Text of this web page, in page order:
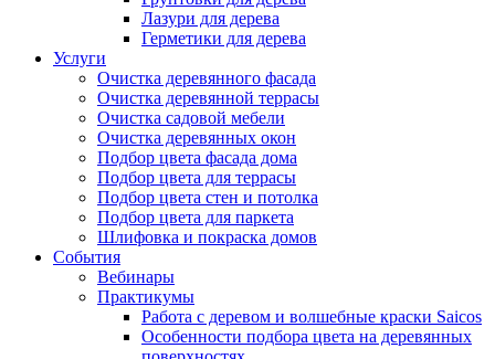
Лазури для дерева
Герметики для дерева
Услуги
Очистка деревянного фасада
Очистка деревянной террасы
Очистка садовой мебели
Очистка деревянных окон
Подбор цвета фасада дома
Подбор цвета для террасы
Подбор цвета стен и потолка
Подбор цвета для паркета
Шлифовка и покраска домов
События
Вебинары
Практикумы
Работа с деревом и волшебные краски Saicos
Особенности подбора цвета на деревянных